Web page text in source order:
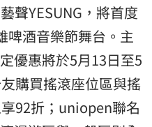
聲YESUNG，將首度
啤酒音樂節舞台。主
優惠將於5月13日至5
購買搖滾座位區與搖
92折；uniopen聯名